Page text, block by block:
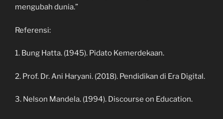
mengubah dunia.”
Referensi:
1. Bung Hatta. (1945). Pidato Kemerdekaan.
2. Prof. Dr. Ani Haryani. (2018). Pendidikan di Era Digital.
3. Nelson Mandela. (1994). Discourse on Education.